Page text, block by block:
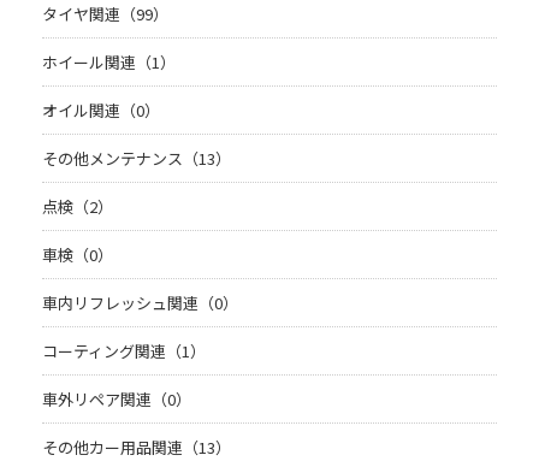
タイヤ関連（99）
ホイール関連（1）
オイル関連（0）
その他メンテナンス（13）
点検（2）
車検（0）
車内リフレッシュ関連（0）
コーティング関連（1）
車外リペア関連（0）
その他カー用品関連（13）